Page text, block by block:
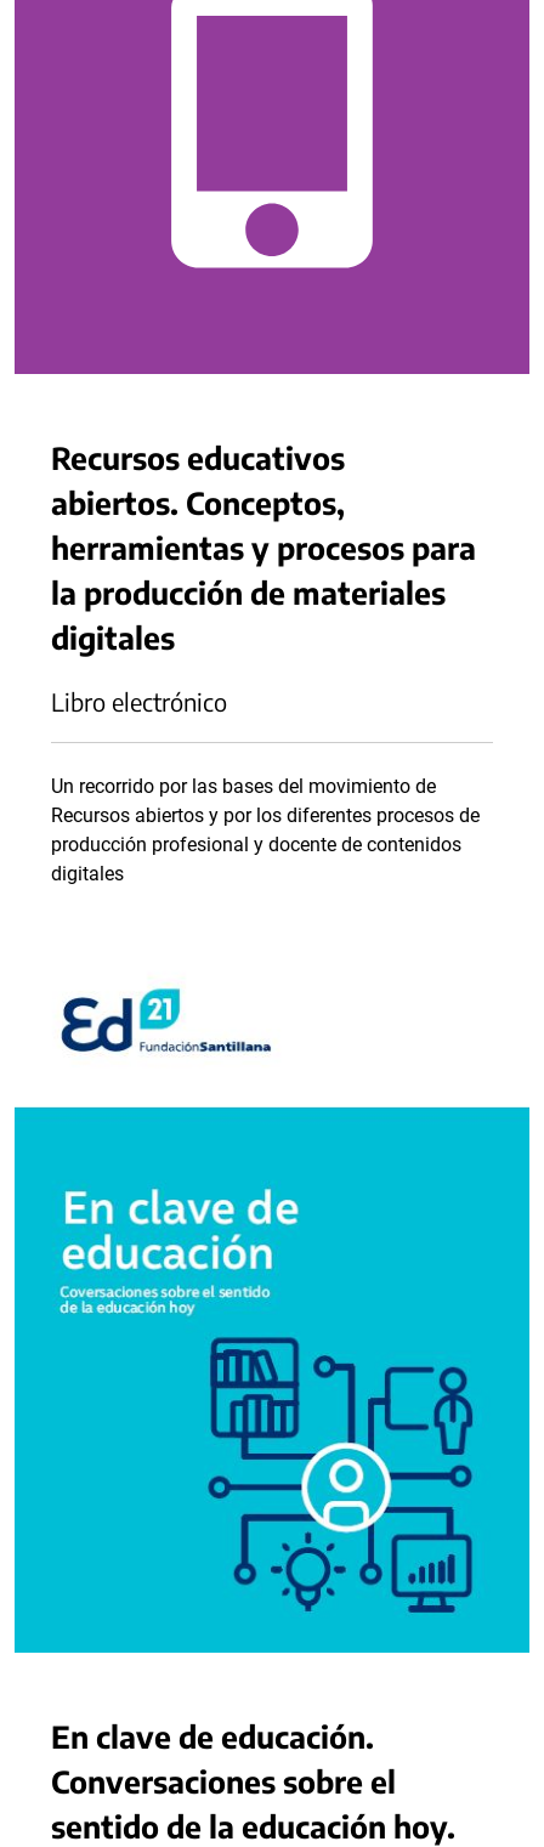
Recursos educativos
abiertos. Conceptos,
herramientas y procesos para
la producción de materiales
digitales
Libro electrónico
Un recorrido por las bases del movimiento de
Recursos abiertos y por los diferentes procesos de
producción profesional y docente de contenidos
digitales
En clave de educación.
Conversaciones sobre el
sentido de la educación hoy.